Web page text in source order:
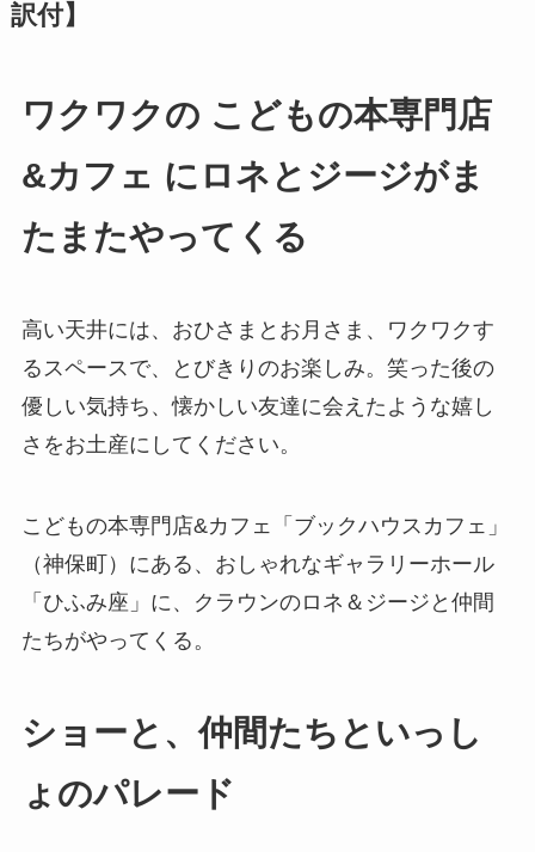
訳付】
ワクワクの こどもの本専門店
&カフェ にロネとジージがま
たまたやってくる
高い天井には、おひさまとお月さま、ワクワクす
るスペースで、とびきりのお楽しみ。笑った後の
優しい気持ち、懐かしい友達に会えたような嬉し
さをお土産にしてください。
こどもの本専門店&カフェ「ブックハウスカフェ」
（神保町）にある、おしゃれなギャラリーホール
「ひふみ座」に、クラウンのロネ＆ジージと仲間
たちがやってくる。
ショーと、仲間たちといっし
ょのパレード